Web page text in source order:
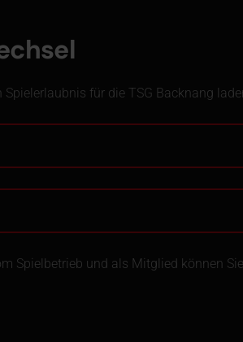
Spielerlaubnis für die TSG Backnang
Spielbetrieb und als Mitglied können